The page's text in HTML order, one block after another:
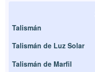
Talismán
Talismán de Luz Solar
Talismán de Marfil